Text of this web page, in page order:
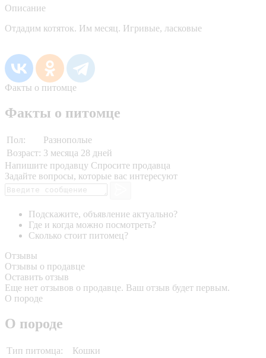
Описание
Отдадим котяток. Им месяц. Игривые, ласковые
Факты о питомце
Факты о питомце
Пол:
Разнополые
Возраст: 3 месяца 28 дней
Напишите продавцу Спросите продавца
Задайте вопросы, которые вас интересуют
Подскажите, объявление актуально?
Где и когда можно посмотреть?
Сколько стоит питомец?
Отзывы
Отзывы о продавце
Оставить отзыв
Еще нет отзывов о продавце. Ваш отзыв будет первым.
О породе
О породе
Тип питомца:
Кошки